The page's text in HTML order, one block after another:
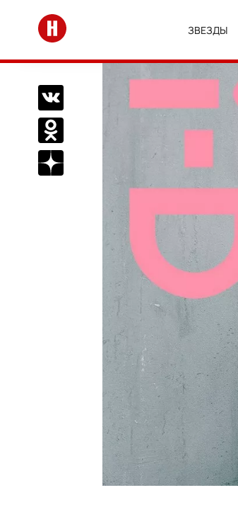
Перейти на главную
ЗВЕЗДЫ
Поделиться Вконтакте
Поделиться в Одноклассниках
Подписаться на нас в Дзен